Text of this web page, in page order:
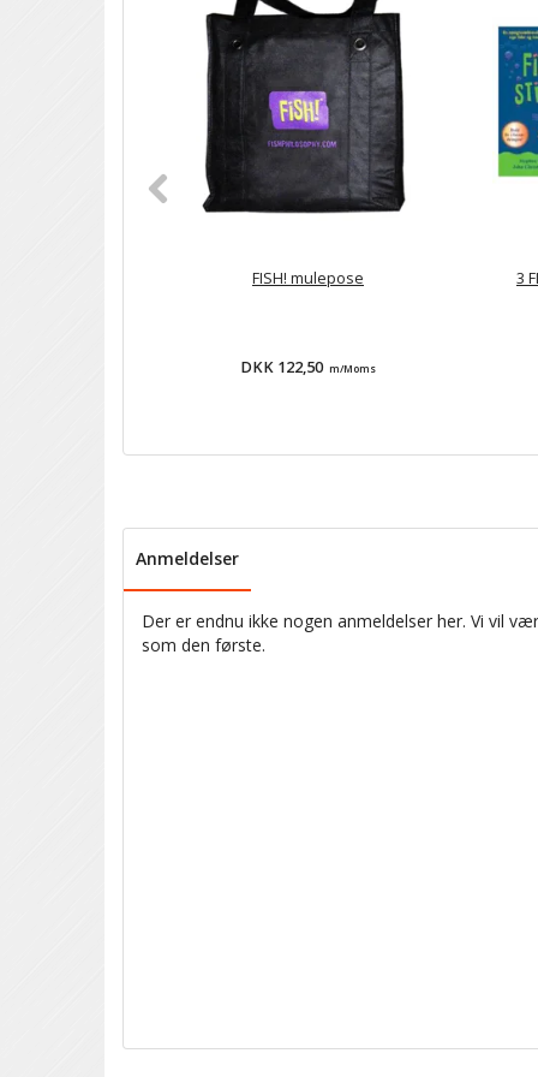
FISH! mulepose
DKK 122,50 m/Moms
3
Anmeldelser
Der er endnu ikke nogen anmeldelser her. Vi vil
som den første.